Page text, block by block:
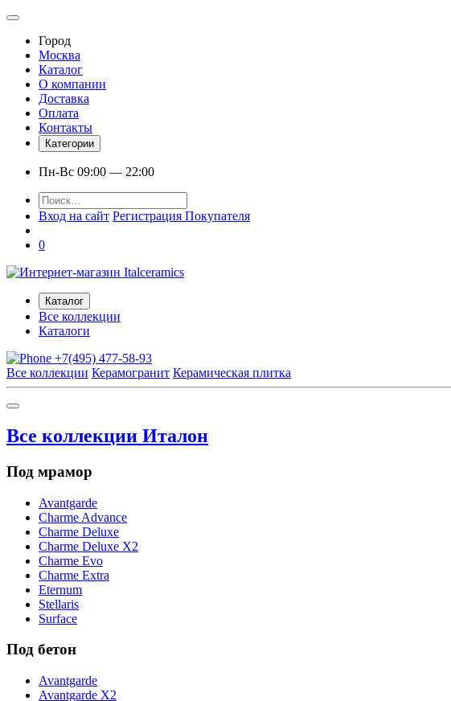
Город
Москва
Каталог
О компании
Доставка
Оплата
Контакты
Категории
Пн-Вс 09:00 — 22:00
Вход на сайт Регистрация Покупателя
0
Каталог
Все коллекции
Каталоги
+7(495) 477-58-93
Все коллекции Керамогранит Керамическая плитка
Все коллекции Италон
Под мрамор
Avantgarde
Charme Advance
Charme Deluxe
Charme Deluxe X2
Charme Evo
Charme Extra
Eternum
Stellaris
Surface
Под бетон
Avantgarde
Avantgarde X2